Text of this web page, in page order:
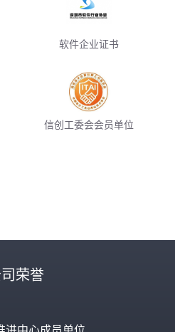
软件企业证书
信创工委会会员单位
荣誉